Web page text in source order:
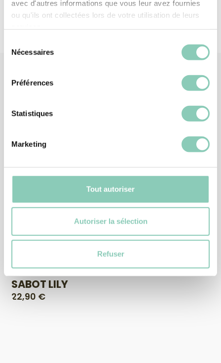
avec d'autres informations que vous leur avez fournies
ou qu'ils ont collectées lors de votre utilisation de leurs
Nécessaires
Préférences
Statistiques
Marketing
Tout autoriser
Autoriser la sélection
Refuser
SABOT LILY
22,90 €